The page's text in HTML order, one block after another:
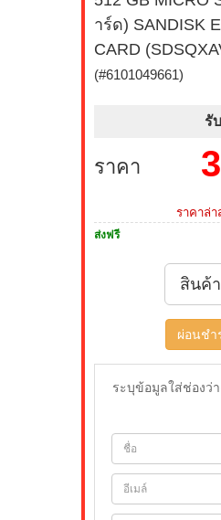
าร์ด) SANDISK
CARD
(#6101049661)
รั
ราคา
ราคาล่า
ส่งฟรี
สินค้
ผ่อนชำ
ระบุข้อมูลใส่ช่องว่